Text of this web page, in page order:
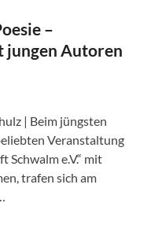
–
jungen Autoren
| Beim jüngsten
Veranstaltung
Schwalm e.V.“ mit
trafen sich am